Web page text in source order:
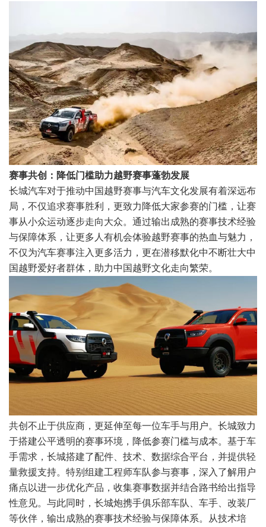
赛事共创：降低门槛助力越野赛事蓬勃发展
长城汽车对于推动中国越野赛事与汽车文化发展有着深远布
局，不仅追求赛事胜利，更致力降低大家参赛的门槛，让赛
事从小众运动逐步走向大众。通过输出成熟的赛事技术经验
与保障体系，让更多人有机会体验越野赛事的热血与魅力，
不仅为汽车赛事注入更多活力，更在潜移默化中不断壮大中
国越野爱好者群体，助力中国越野文化走向繁荣。
共创不止于供应商，更延伸至每一位车手与用户。长城致力
于搭建公平透明的赛事环境，降低参赛门槛与成本。基于车
手需求，长城搭建了配件、技术、数据综合平台，并提供轻
量救援支持。特别组建工程师车队参与赛事，深入了解用户
痛点以进一步优化产品，收集赛事数据并结合路书给出指导
性意见。与此同时，长城炮携手俱乐部车队、车手、改装厂
等伙伴，输出成熟的赛事技术经验与保障体系。从技术培